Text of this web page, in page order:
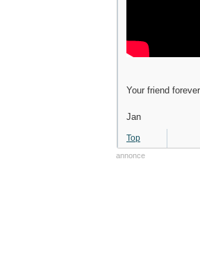
Your friend forever
Jan
Top
annonce